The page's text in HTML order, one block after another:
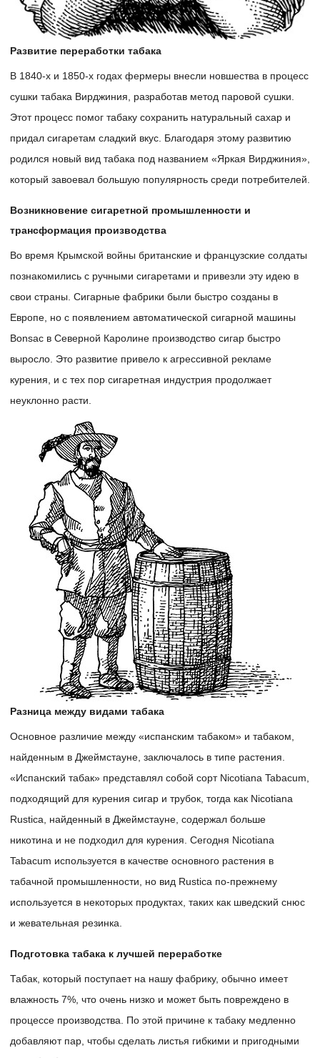
Развитие переработки табака
В 1840-х и 1850-х годах фермеры внесли новшества в процесс
сушки табака Вирджиния, разработав метод паровой сушки.
Этот процесс помог табаку сохранить натуральный сахар и
придал сигаретам сладкий вкус. Благодаря этому развитию
родился новый вид табака под названием «Яркая Вирджиния»,
который завоевал большую популярность среди потребителей.
Возникновение сигаретной промышленности и
трансформация производства
Во время Крымской войны британские и французские солдаты
познакомились с ручными сигаретами и привезли эту идею в
свои страны. Сигарные фабрики были быстро созданы в
Европе, но с появлением автоматической сигарной машины
Bonsac в Северной Каролине производство сигар быстро
выросло. Это развитие привело к агрессивной рекламе
курения, и с тех пор сигаретная индустрия продолжает
неуклонно расти.
Разница между видами табака
Основное различие между «испанским табаком» и табаком,
найденным в Джеймстауне, заключалось в типе растения.
«Испанский табак» представлял собой сорт Nicotiana Tabacum,
подходящий для курения сигар и трубок, тогда как Nicotiana
Rustica, найденный в Джеймстауне, содержал больше
никотина и не подходил для курения. Сегодня Nicotiana
Tabacum используется в качестве основного растения в
табачной промышленности, но вид Rustica по-прежнему
используется в некоторых продуктах, таких как шведский снюс
и жевательная резинка.
Подготовка табака к лучшей переработке
Табак, который поступает на нашу фабрику, обычно имеет
влажность 7%, что очень низко и может быть повреждено в
процессе производства. По этой причине к табаку медленно
добавляют пар, чтобы сделать листья гибкими и пригодными